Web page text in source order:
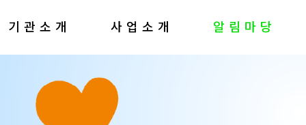
기관소개 사업소개 알림마당